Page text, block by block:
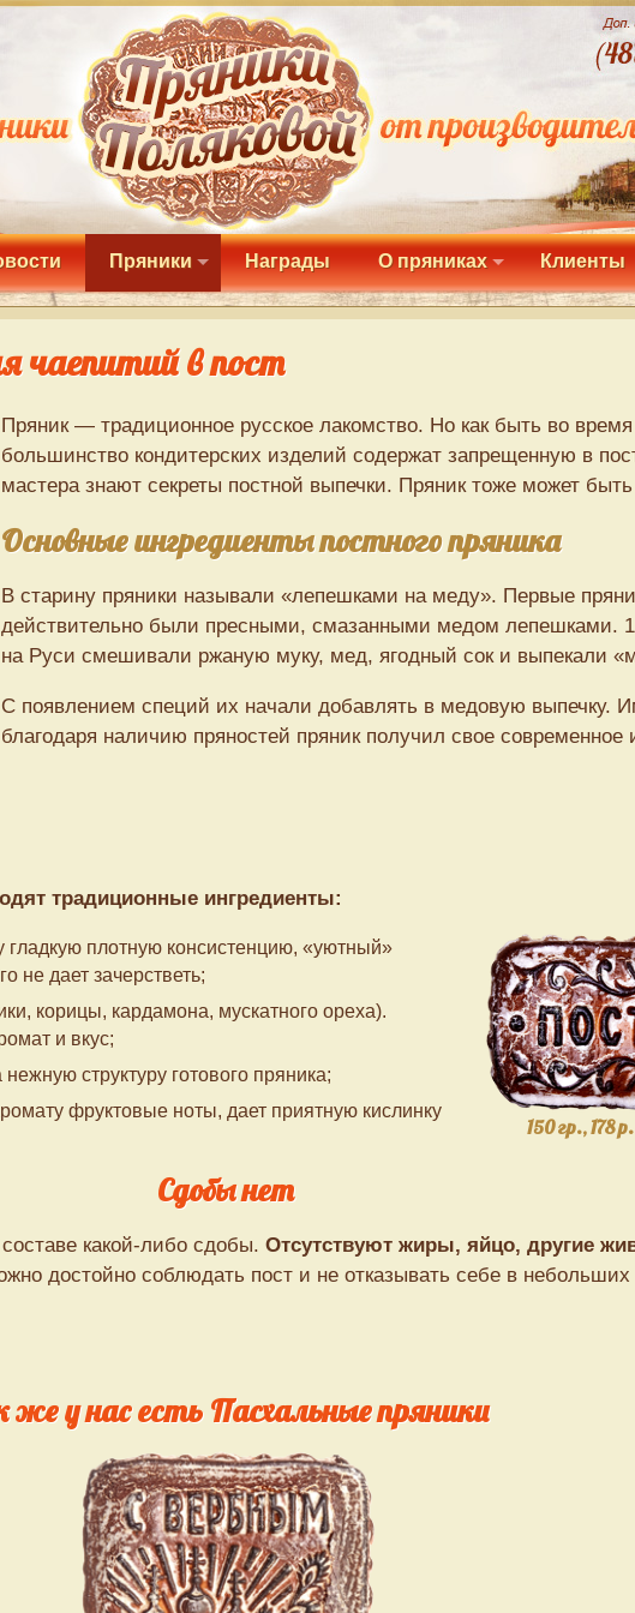
Пряники Награды О пряниках Клиенты
чаепитий в пост
Пряник — традиционное русское лакомство. Но как быть во
большинство кондитерских изделий содержат запрещенную в
мастера знают секреты постной выпечки. Пряник тоже может
Основные ингредиенты постного пряника
В старину пряники называли «лепешками на меду». Первые
действительно были пресными, смазанными медом лепешками.
на Руси смешивали ржаную муку, мед, ягодный сок и выпекали
С появлением специй их начали добавлять в медовую выпечку.
благодаря наличию пряностей пряник получил свое современное
традиционные ингредиенты:
150 гр., 178
гладкую плотную консистенцию, «уютный»
не дает зачерстветь;
корицы, кардамона, мускатного ореха).
и вкус;
структуру готового пряника;
фруктовые ноты, дает приятную кислинку
Сдобы нет
какой-либо сдобы. Отсутствуют жиры, яйцо, другие
достойно соблюдать пост и не отказывать себе в небольших
же у нас естьПасхальные пряники